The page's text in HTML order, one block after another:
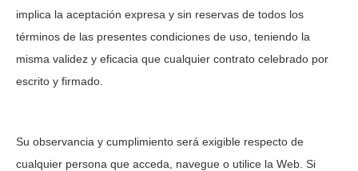
implica la aceptación expresa y sin reservas de todos los
términos de las presentes condiciones de uso, teniendo la
misma validez y eficacia que cualquier contrato celebrado por
escrito y firmado.
Su observancia y cumplimiento será exigible respecto de
cualquier persona que acceda, navegue o utilice la Web. Si